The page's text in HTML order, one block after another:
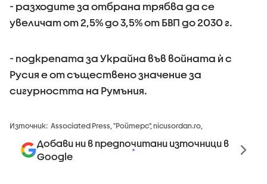
- разходите за отбрана трябва да се
увеличат от 2,5% до 3,5% от БВП до 2030 г.
- подкрепата за Украйна във войната ѝ с
Русия е от съществено значение за
сигурността на Румъния.
Източник: Associated Press, "Ройтерс", nicusordan.ro,
Добави ни в предпочитани източници в
Google